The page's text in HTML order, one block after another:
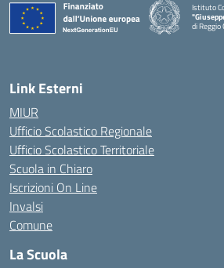
Istituto
di Reggio
— Visita
Link Esterni
MIUR
Ufficio Scolastico Regionale
Ufficio Scolastico Territoriale
Scuola in Chiaro
Iscrizioni On Line
Invalsi
Comune
La Scuola